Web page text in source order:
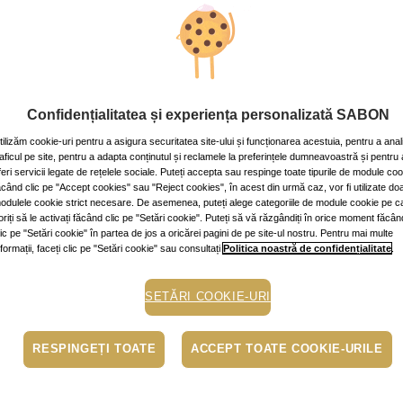
bine fericirea
de a vedea o bucurie în toate aspectele vieții tale, indiferent
că fericirea este o floare rară, care crește numai în vârful
că este împrejmuită de sârmă ghimpată și protejată de
moment dat și am continuat să căutăm această
ani în
în ochii noștri, în noi.
nu înseamnă să ai ceea ce dorești, ci să dorești ceea ce ai“.
fericirea chiar este în noi, pentru că de noi ține să identificăm
apreciem tot ceea ce avem, să fim recunoscători celor mai
Confidențialitatea și experiența personalizată SABON
cookie-uri pentru a asigura securitatea site-ului și funcționarea acestuia, pentru a
pe site, pentru a adapta conținutul și reclamele la preferințele dumneavoastră și pentru
servicii legate de rețelele sociale. Puteți accepta sau respinge toate tipurile de module
clic pe "Accept cookies" sau "Reject cookies", în acest din urmă caz, vor fi utilizate
cookie strict necesare. De asemenea, puteți alege categoriile de module cookie pe
să le activați făcând clic pe "Setări cookie". Puteți să vă răzgândiți în orice moment
pe "Setări cookie" în partea de jos a oricărei pagini de pe site-ul nostru. Pentru mai multe
faceți clic pe "Setări cookie" sau consultațiPolitica noastră de confidențialitate
SETĂRI COOKIE-URI
RESPINGEȚI TOATE ACCEPT TOATE COOKIE-URILE